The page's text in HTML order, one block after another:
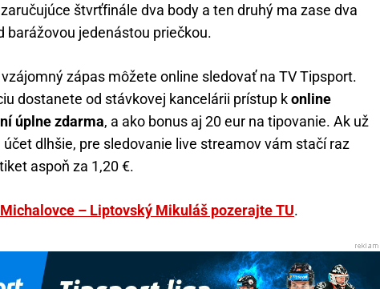
štvrťfinále dva body a ten druhý ma zase dva
barážovou jedenástou priečkou.
zápas môžete online sledovať na TV Tipsport.
dostanete od stávkovej kancelárii prístup konline
úplne zdarma, a ako bonus aj 20 eur na tipovanie. Ak už
dlhšie, pre sledovanie live streamov vám stačí raz
aspoň za 1,20 €.
– Liptovský Mikuláš pozerajte TU.